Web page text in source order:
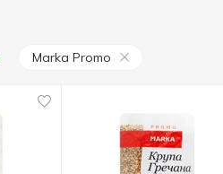
Marka Promo